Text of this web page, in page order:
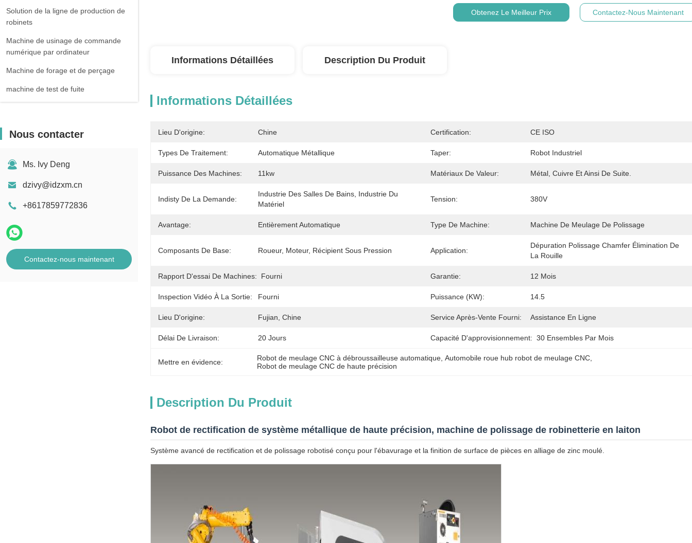
Solution de la ligne de production de
robinets
Machine de usinage de commande
numérique par ordinateur
Machine de forage et de perçage
machine de test de fuite
Nous contacter
Ms. Ivy Deng
dzivy@idzxm.cn
+8617859772836
Contactez-nous maintenant
Obtenez Le Meilleur Prix Contactez-Nous Maintenant
Informations Détaillées Description Du Produit
Informations Détaillées
Lieu D'origine: Chine Certification: CE ISO
Types De Traitement: Automatique Métallique Taper: Robot Industriel
Puissance Des Machines: 11kw Matériaux De Valeur: Métal, Cuivre Et Ainsi De Suite.
Indisty De La Demande:
Industrie Des Salles De Bains, Industrie Du
Matériel
Tension: 380V
Avantage: Entièrement Automatique Type De Machine: Machine De Meulage De Polissage
Composants De Base: Roueur, Moteur, Récipient Sous Pression Application:
Dépuration Polissage Chamfer Élimination De
La Rouille
Rapport D'essai De Machines: Fourni Garantie: 12 Mois
Inspection Vidéo À La Sortie: Fourni Puissance (kW): 14.5
Lieu D'origine: Fujian, Chine Service Après-Vente Fourni: Assistance En Ligne
Délai De Livraison: 20 Jours Capacité D'approvisionnement: 30 Ensembles Par Mois
Mettre en évidence: Robot de meulage CNC à débroussailleuse automatique , Automobile roue hub robot de meulage CNC
Robot de meulage CNC de haute précision
Description Du Produit
Robot de rectification de système métallique de haute précision, machine de polissage de robinetterie en laiton
Système avancé de rectification et de polissage robotisé conçu pour l'ébavurage et la finition de surface de pièces en alliage de zinc moulé.